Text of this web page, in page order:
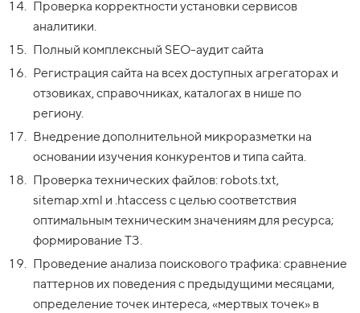
Проверка корректности установки сервисов
аналитики.
Полный комплексный SEO-аудит сайта
Регистрация сайта на всех доступных агрегаторах и
отзовиках, справочниках, каталогах в нише по
региону.
Внедрение дополнительной микроразметки на
основании изучения конкурентов и типа сайта.
Проверка технических файлов: robots.txt,
sitemap.xml и .htaccess с целью соответствия
оптимальным техническим значениям для ресурса;
формирование ТЗ.
Проведение анализа поискового трафика: сравнение
паттернов их поведения с предыдущими месяцами,
определение точек интереса, «мертвых точек» в